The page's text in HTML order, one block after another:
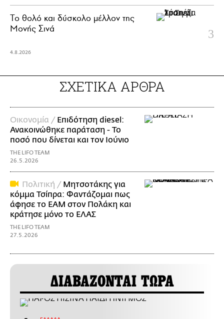
Το θολό και δύσκολο μέλλον της
Μονής Σινά
4.8.2026
ΣΧΕΤΙΚΑ ΑΡΘΡΑ
Οικονομία / Επιδότηση diesel:
Ανακοινώθηκε παράταση - Το
ποσό που δίνεται και τον Ιούνιο
THE LIFO TEAM
26.5.2026
Πολιτική / Μητσοτάκης για
κόμμα Τσίπρα: Φαντάζομαι πως
άφησε το ΕΑΜ στον Πολάκη και
κράτησε μόνο το ΕΛΑΣ
THE LIFO TEAM
27.5.2026
ΔΙΑΒΑΖΟΝΤΑΙ ΤΩΡΑ